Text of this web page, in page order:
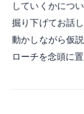
していくかにつ
掘り下げてお話
動かしながら仮
ローチを念頭に